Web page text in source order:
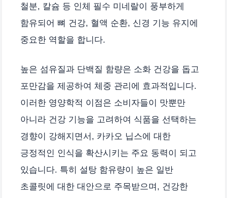
철분, 칼슘 등 인체 필수 미네랄이 풍부하게
함유되어 뼈 건강, 혈액 순환, 신경 기능 유지에
중요한 역할을 합니다.
높은 섬유질과 단백질 함량은 소화 건강을 돕고
포만감을 제공하여 체중 관리에 효과적입니다.
이러한 영양학적 이점은 소비자들이 맛뿐만
아니라 건강 기능을 고려하여 식품을 선택하는
경향이 강해지면서, 카카오 닙스에 대한
긍정적인 인식을 확산시키는 주요 동력이 되고
있습니다. 특히 설탕 함유량이 높은 일반
초콜릿에 대한 대안으로 주목받으며, 건강한